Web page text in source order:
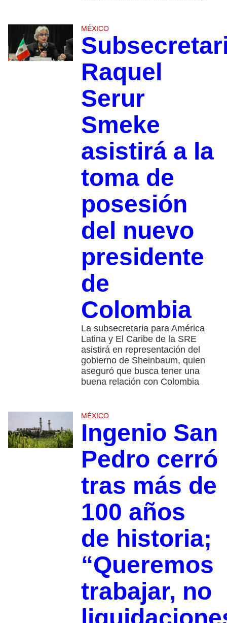
MÉXICO
Raquel
Serur
Smeke
asistirá a la
toma de
posesión
del nuevo
presidente
de
Colombia
La subsecretaria para América
Latina y El Caribe de la SRE
asistirá en representación del
gobierno de Sheinbaum, quien
aseguró que busca tener una
buena relación con Colombia
MÉXICO
Ingenio San
Pedro cerró
tras más de
100 años
de historia;
“Queremos
trabajar, no